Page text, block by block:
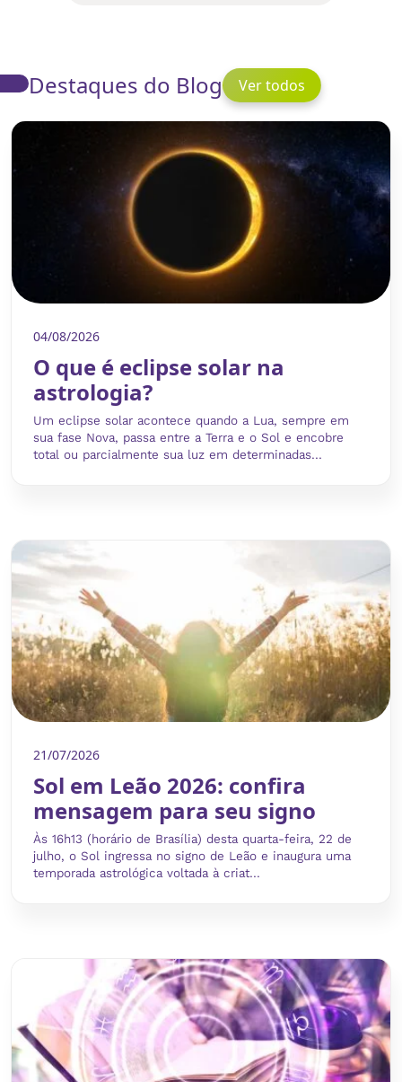
Destaques do Blog Ver todos
04/08/2026
O que é eclipse solar na
astrologia?
Um eclipse solar acontece quando a Lua, sempre em
sua fase Nova, passa entre a Terra e o Sol e encobre
total ou parcialmente sua luz em determinadas...
21/07/2026
Sol em Leão 2026: confira
mensagem para seu signo
Às 16h13 (horário de Brasília) desta quarta-feira, 22 de
julho, o Sol ingressa no signo de Leão e inaugura uma
temporada astrológica voltada à criat...